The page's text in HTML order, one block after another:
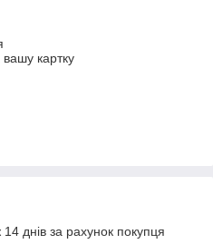
картку
днів за рахунок покупця